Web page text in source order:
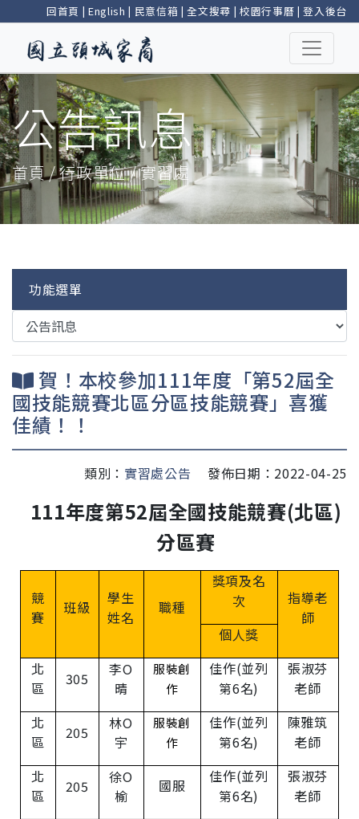
回首頁 | English | 民意信箱 |全文搜尋 | 校園行事曆 |登入後台
公告訊息
首頁 / 行政單位 / 實習處
功能選單
賀！本校參加111年度「第52屆全
國技能競賽北區分區技能競賽」喜獲
佳績！！
類別： 實習處公告 發佈日期：2022-04-25
111年度第52屆全國技能競賽(北區)
分區賽
競
賽
班級
學生
姓名
職種
獎項及名
次
指導老
師
個人獎
北
區
305
李O
晴
服裝創
作
佳作(並列
第6名)
張淑芬
老師
北
區
205
林O
宇
服裝創
作
佳作(並列
第6名)
陳雅筑
老師
北
區
205
徐O
榆
國服 佳作(並列
第6名)
張淑芬
老師